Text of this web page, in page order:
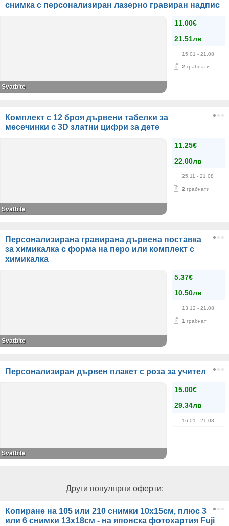
снимка с персонализиран лазерно гравиран надпис
11.00€
21.51лв
15.01 - 21.08
2 грабнати
Svatbite
Комплект с 12 броя дървени табелки за
месечинки с 3D златни цифри за дете
11.25€
22.00лв
25.11 - 21.08
2 грабнати
Svatbite
Персонализирана гравирана дървена поставка
за химикалка с форма на перо или комплект с
химикалка
5.37€
10.50лв
13.12 - 21.08
1 грабнат
Svatbite
Персонализиран дървен плакет с роза за учител
15.00€
29.34лв
16.01 - 21.08
Svatbite
Други популярни оферти:
Копиране на 105 или 210 снимки 10х15см, плюс 3
или 6 снимки 13х18см - на японска фотохартия Fuji